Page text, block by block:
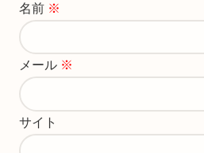
名前 ※
メール ※
サイト